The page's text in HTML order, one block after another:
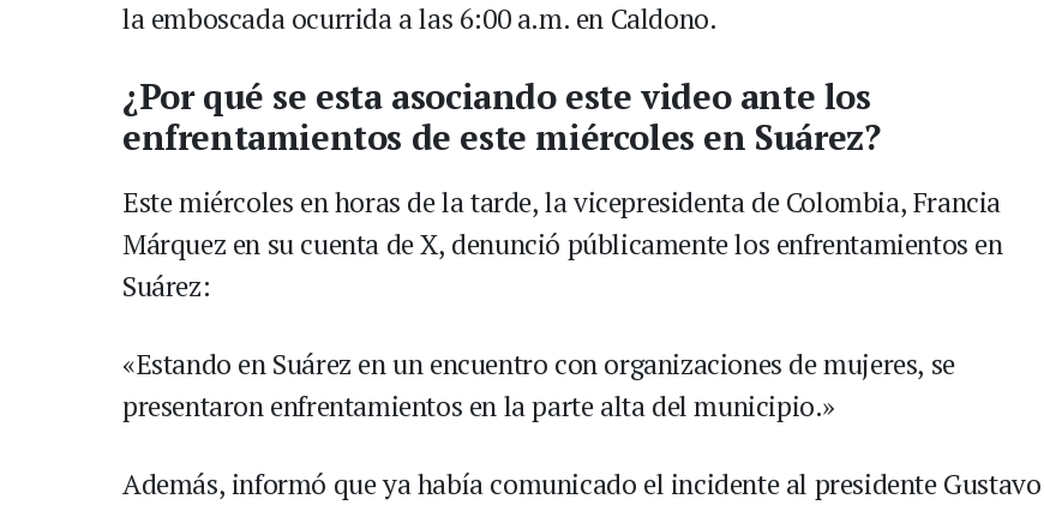
la emboscada ocurrida a las 6:00 a.m. en Caldono.
¿Por qué se esta asociando este video ante los
enfrentamientos de este miércoles en Suárez?
Este miércoles en horas de la tarde, la vicepresidenta de Colombia, Francia
Márquez en su cuenta de X, denunció públicamente los enfrentamientos en
Suárez:
«Estando en Suárez en un encuentro con organizaciones de mujeres, se
presentaron enfrentamientos en la parte alta del municipio.»
Además, informó que ya había comunicado el incidente al presidente Gustavo